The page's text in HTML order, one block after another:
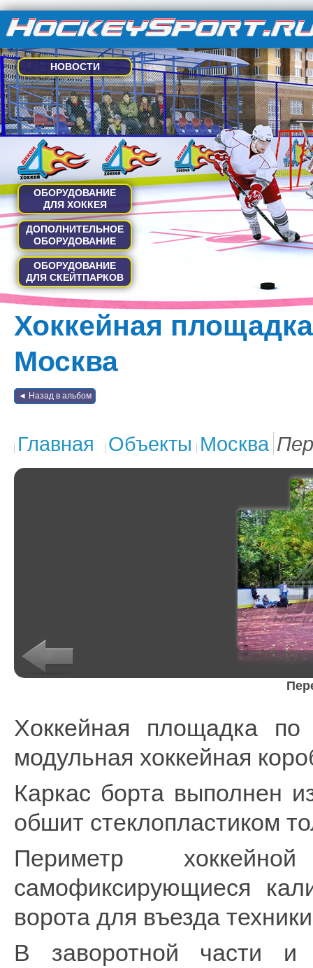
НОВОСТИ
ОБОРУДОВАНИЕ
ДЛЯ ХОККЕЯ
ДОПОЛНИТЕЛЬНОЕ
ОБОРУДОВАНИЕ
ОБОРУДОВАНИЕ
ДЛЯ СКЕЙТПАРКОВ
Хоккейная
Москва
◄ Назад в альбом
Главная Объекты Москва
Хоккейная площадка по
модульная хоккейная
Каркас борта выполнен
обшит стеклопластиком
Периметр
самофиксирующиеся
ворота для въезда
В заворотной части и